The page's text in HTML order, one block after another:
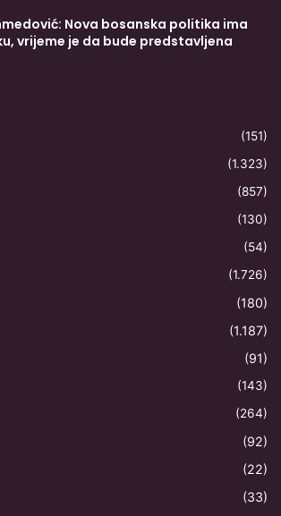
Nova bosanska politika ima
vrijeme je da bude predstavljena
(151)
(1.323)
(857)
(130)
(54)
(1.726)
(180)
(1.187)
(91)
(143)
(264)
(92)
(22)
(33)